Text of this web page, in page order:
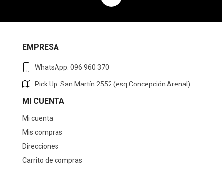
EMPRESA
WhatsApp: 096 960 370
Pick Up: San Martín 2552 (esq Concepción Arenal)
MI CUENTA
Mi cuenta
Mis compras
Direcciones
Carrito de compras